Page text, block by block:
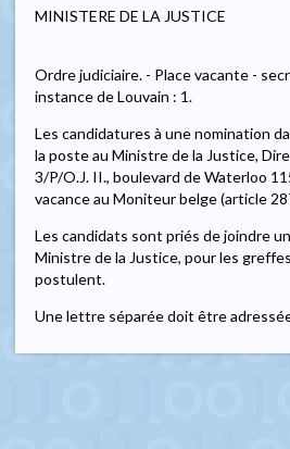
MINISTERE DE LA JUSTICE
Ordre judiciaire. - Place vacante -
instance de Louvain : 1.
Les candidatures à une nomination
la poste au Ministre de la Justice,
3/P/O.J. II., boulevard de Waterloo
vacance au Moniteur belge (article
Les candidats sont priés de joindre
Ministre de la Justice, pour les
postulent.
Une lettre séparée doit être